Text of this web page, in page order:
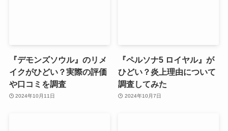
『デモンズソウル』のリメ
イクがひどい？実際の評価
や口コミを調査
2024年10月11日
『ペルソナ5 ロイヤル』が
ひどい？炎上理由について
調査してみた
2024年10月7日